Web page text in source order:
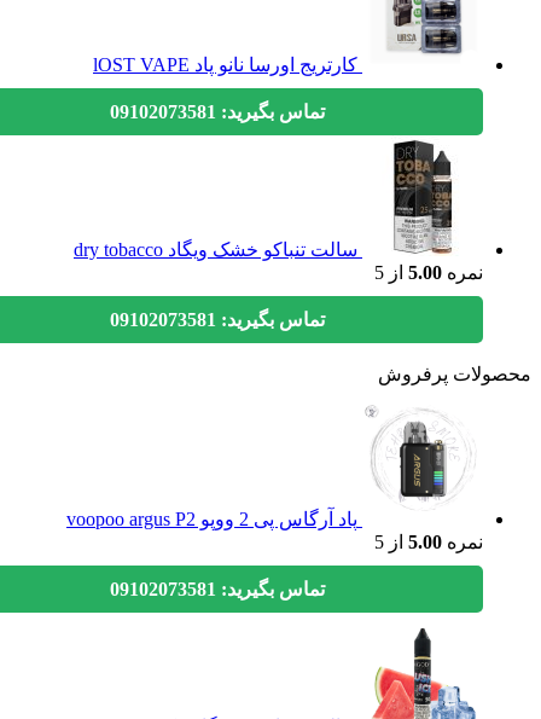
کارتریج اورسا نانو پاد lOST VAPE
تماس بگیرید: 09102073581
سالت تنباکو خشک ویگاد dry tobacco
نمره5.00 از 5
تماس بگیرید: 09102073581
پرفروش
پاد آرگاس پی 2 ووپو voopoo argus P2
نمره5.00 از 5
تماس بگیرید: 09102073581